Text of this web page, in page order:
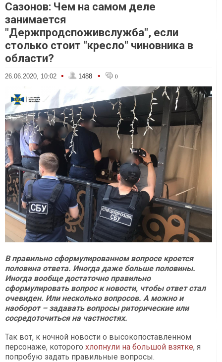
Сазонов: Чем на самом деле
занимается
"Держпродспоживслужба", если
столько стоит "кресло" чиновника в
области?
26.06.2020, 10:02 • 1488 • 0
В правильно сформулированном вопросе кроется
половина ответа. Иногда даже больше половины.
Иногда вообще достаточно правильно
сформулировать вопрос к новости, чтобы ответ стал
очевиден. Или несколько вопросов. А можно и
наоборот – задавать вопросы риторические или
сосредоточиться на частностях.
Так вот, к ночной новости о высокопоставленном
персонаже, которого хлопнули на большой взятке, я
попробую задать правильные вопросы.